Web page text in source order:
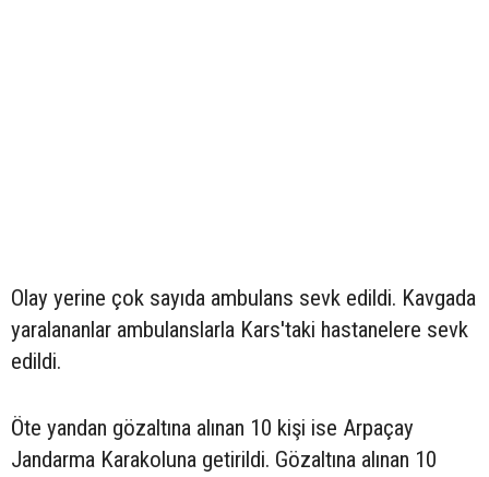
Olay yerine çok sayıda ambulans sevk edildi. Kavgada
yaralananlar ambulanslarla Kars'taki hastanelere sevk
edildi.
Öte yandan gözaltına alınan 10 kişi ise Arpaçay
Jandarma Karakoluna getirildi. Gözaltına alınan 10